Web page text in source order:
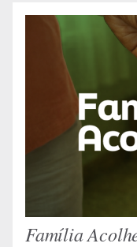
Família